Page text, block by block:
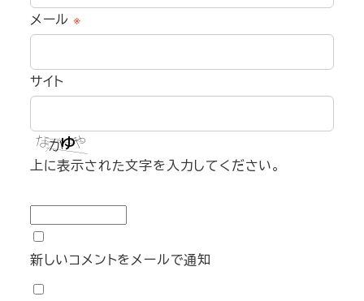
メール ※
サイト
上に表示された文字を入力してください。
新しいコメントをメールで通知